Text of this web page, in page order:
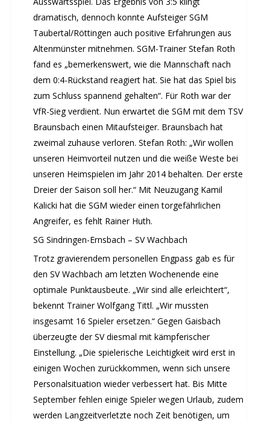
BERICHTE
SERVICE
Downloads & Formulare
Mitgliedschaft
GALERIEN
Sommernachtsfest 2026
14. Kinder-Sport-Spiele 2026
Sportabzeichen Ehrung 2025
Mitarbeiterfest 2025
Chronik 2025, Teil 1+2
Seniorennachmittag 7.10.25
Sommernachtsfest 2025
13. Kinder-Sport-Spiele 2025
Mitarbeiterfest 2024
12. Kinder-Sport-Spiele 2024
Mitarbeiterfest 2022
Sommernachtsfest 2022
Mitarbeiterfest 2019
Seniorennachmittag 2019
dramatisch, dennoch konnte Aufsteiger SGM
Taubertal/Röttingen auch positive Erfahrungen aus
Altenmünster mitnehmen. SGM-Trainer Stefan Roth
fand es „bemerkenswert, wie die Mannschaft nach
dem 0:4-Rückstand reagiert hat. Sie hat das Spiel bis
zum Schluss spannend gehalten“. Für Roth war der
VfR-Sieg verdient. Nun erwartet die SGM mit dem TSV
Braunsbach einen Mitaufsteiger. Braunsbach hat
zweimal zuhause verloren. Stefan Roth: „Wir wollen
unseren Heimvorteil nutzen und die weiße Weste bei
unseren Heimspielen im Jahr 2014 behalten. Der erste
Dreier der Saison soll her.“ Mit Neuzugang Kamil
Kalicki hat die SGM wieder einen torgefährlichen
Angreifer, es fehlt Rainer Huth.
SG Sindringen-Ernsbach – SV Wachbach
Trotz gravierendem personellen Engpass gab es für
den SV Wachbach am letzten Wochenende eine
optimale Punktausbeute. „Wir sind alle erleichtert“,
bekennt Trainer Wolfgang Tittl. „Wir mussten
insgesamt 16 Spieler ersetzen.“ Gegen Gaisbach
überzeugte der SV diesmal mit kämpferischer
Einstellung. „Die spielerische Leichtigkeit wird erst in
einigen Wochen zurückkommen, wenn sich unsere
Personalsituation wieder verbessert hat. Bis Mitte
September fehlen einige Spieler wegen Urlaub, zudem
werden Langzeitverletzte noch Zeit benötigen, um